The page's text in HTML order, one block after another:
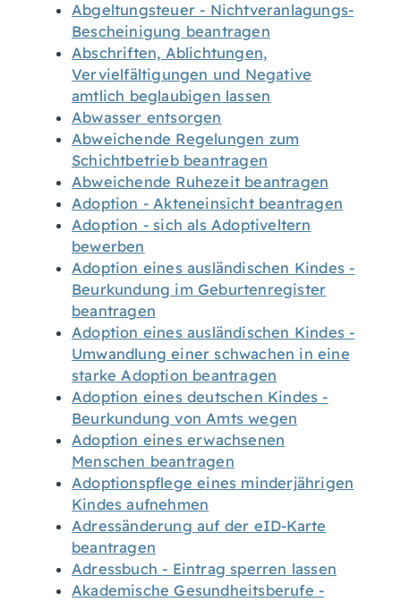
Abgeltungsteuer - Nichtveranlagungs-
Bescheinigung beantragen
Abschriften, Ablichtungen,
Vervielfältigungen und Negative
amtlich beglaubigen lassen
Abwasser entsorgen
Abweichende Regelungen zum
Schichtbetrieb beantragen
Abweichende Ruhezeit beantragen
Adoption - Akteneinsicht beantragen
Adoption - sich als Adoptiveltern
bewerben
Adoption eines ausländischen Kindes -
Beurkundung im Geburtenregister
beantragen
Adoption eines ausländischen Kindes -
Umwandlung einer schwachen in eine
starke Adoption beantragen
Adoption eines deutschen Kindes -
Beurkundung von Amts wegen
Adoption eines erwachsenen
Menschen beantragen
Adoptionspflege eines minderjährigen
Kindes aufnehmen
Adressänderung auf der eID-Karte
beantragen
Adressbuch - Eintrag sperren lassen
Akademische Gesundheitsberufe -